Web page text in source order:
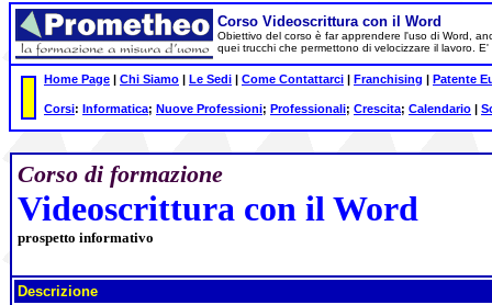
Corso Videoscrittura con il Word
Obiettivo del corso è far apprendere l'uso di Word,
quei trucchi che permettono di velocizzare il lavoro.
Home Page | Chi Siamo | Le Sedi | Come Contattarci | Franchising | Patente
Corsi: Informatica; Nuove Professioni; Professionali; Crescita; Calendario |
Corso di formazione
Videoscrittura con il Word
prospetto informativo
Descrizione